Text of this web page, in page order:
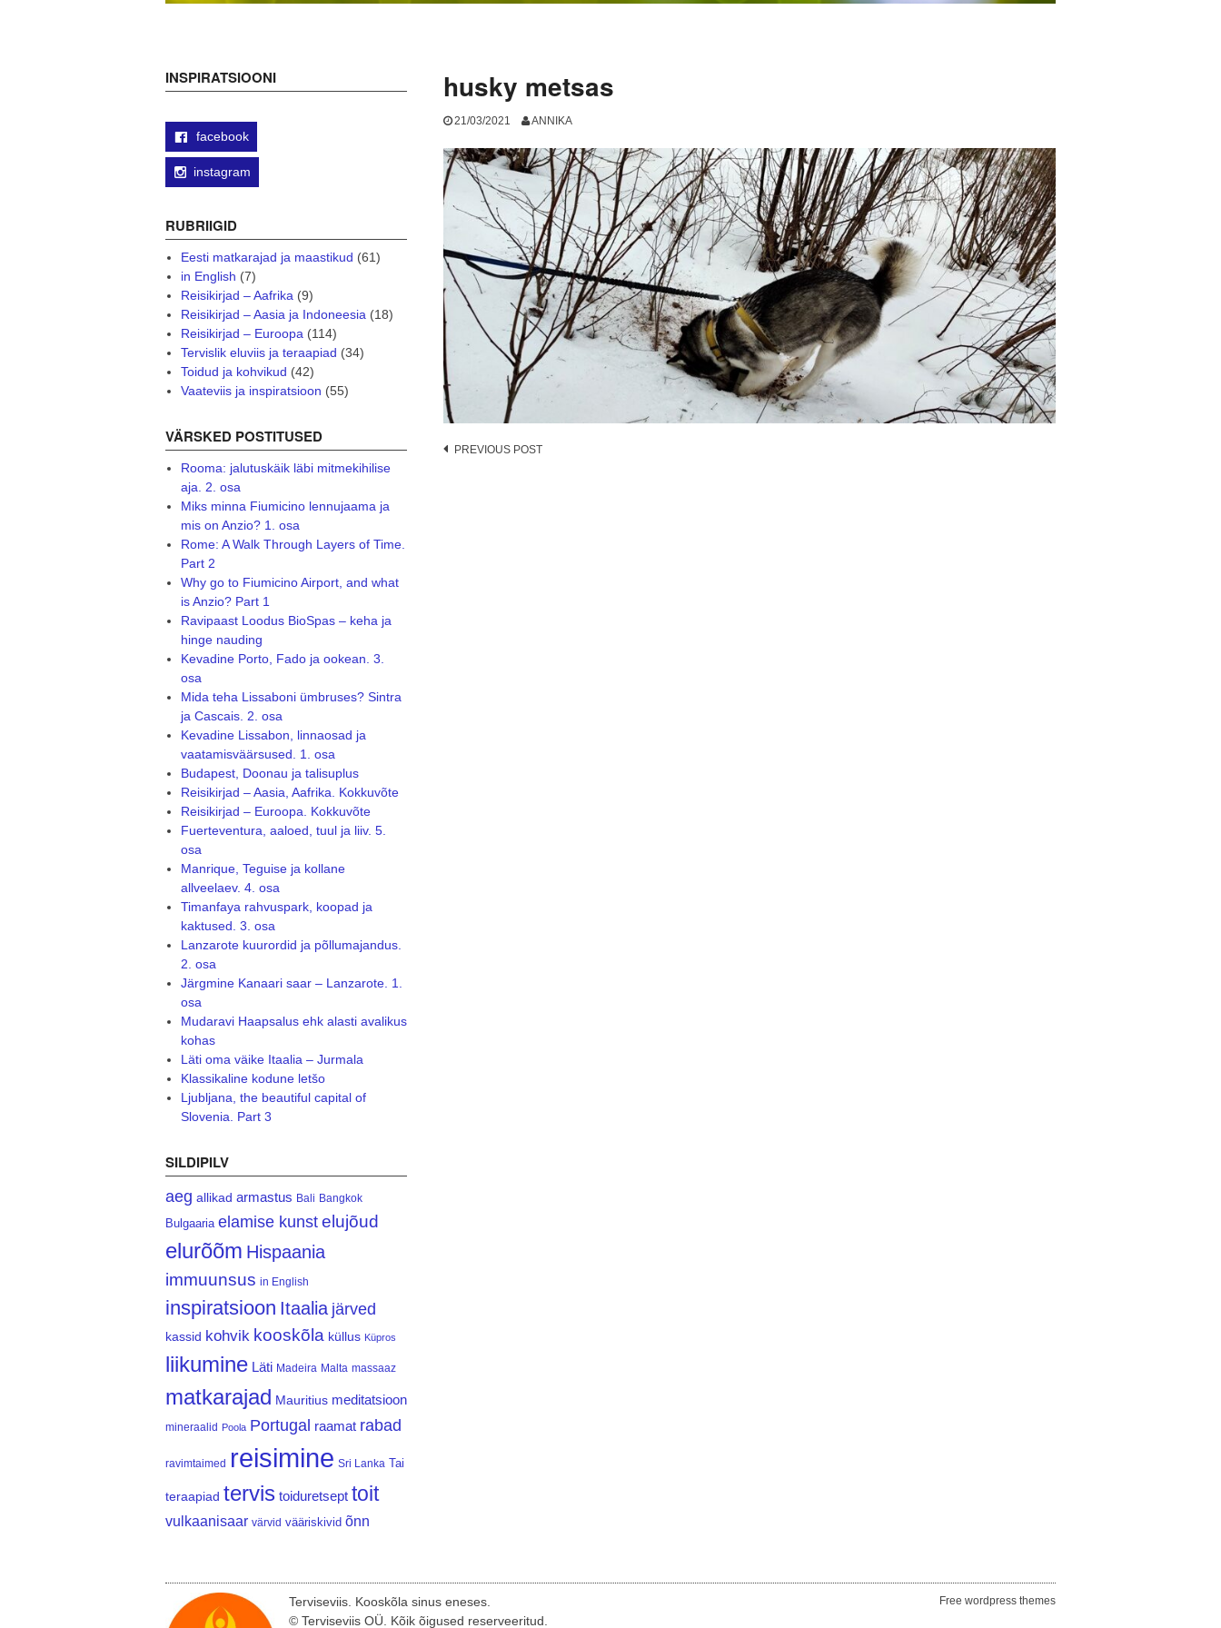
husky metsas
21/03/2021 ANNIKA
Post
PREVIOUS POST
INSPIRATSIOONI
facebook
instagram
RUBRIIGID
Eesti matkarajad ja maastikud (61)
in English (7)
Reisikirjad – Aafrika(9)
Reisikirjad – Aasia ja Indoneesia(18)
Reisikirjad – Euroopa(114)
Tervislik eluviis ja teraapiad (34)
Toidud ja kohvikud (42)
Vaateviis ja inspiratsioon (55)
VÄRSKED POSTITUSED
Rooma: jalutuskäik läbi mitmekihilise
aja. 2. osa
Miks minna Fiumicino lennujaama ja
mis on Anzio? 1. osa
Rome: A Walk Through Layers of Time.
Part 2
Why go to Fiumicino Airport, and what
is Anzio? Part 1
Ravipaast Loodus BioSpas – keha ja
hinge nauding
Kevadine Porto, Fado ja ookean. 3.
osa
Mida teha Lissaboni ümbruses? Sintra
ja Cascais. 2. osa
Kevadine Lissabon, linnaosad ja
vaatamisväärsused. 1. osa
Budapest, Doonau ja talisuplus
Reisikirjad – Aasia, Aafrika. Kokkuvõte
Reisikirjad – Euroopa. Kokkuvõte
Fuerteventura, aaloed, tuul ja liiv. 5.
osa
Manrique, Teguise ja kollane
allveelaev. 4. osa
Timanfaya rahvuspark, koopad ja
kaktused. 3. osa
Lanzarote kuurordid ja põllumajandus.
2. osa
Järgmine Kanaari saar – Lanzarote. 1.
osa
Mudaravi Haapsalus ehk alasti avalikus
kohas
Läti oma väike Itaalia – Jurmala
Klassikaline kodune letšo
Ljubljana, the beautiful capital of
Slovenia. Part 3
SILDIPILV
aeg allikad armastus Bali Bangkok
Bulgaaria elamise kunst elujõud
elurõõm Hispaania
immuunsus in English
inspiratsioon Itaalia järved
kassid kohvik kooskõla küllus Küpros
liikumine Läti Madeira Malta massaaz
matkarajad Mauritius meditatsioon
mineraalid Poola Portugal raamat rabad
ravimtaimed reisimine Sri Lanka Tai
teraapiad tervis toiduretsept toit
vulkaanisaar värvid vääriskivid õnn
Terviseviis. Kooskõla sinus eneses.
© Terviseviis OÜ. Kõik õigused reserveeritud.
Free wordpress themes